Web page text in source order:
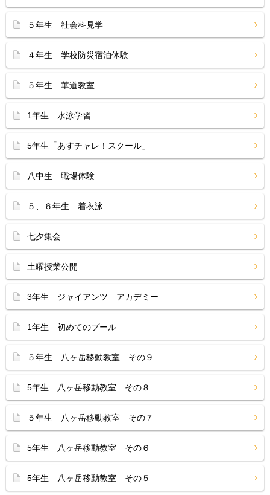
５年生 社会科見学
４年生 学校防災宿泊体験
５年生 華道教室
1年生 水泳学習
5年生「あすチャレ！スクール」
八中生 職場体験
５、６年生 着衣泳
七夕集会
土曜授業公開
3年生 ジャイアンツ アカデミー
1年生 初めてのプール
５年生 八ヶ岳移動教室 その９
5年生 八ヶ岳移動教室 その８
５年生 八ヶ岳移動教室 その７
5年生 八ヶ岳移動教室 その６
5年生 八ヶ岳移動教室 その５